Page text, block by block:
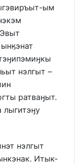
ым
нэлгыт –
ратваӈыт.
нэлгыт
Итык-